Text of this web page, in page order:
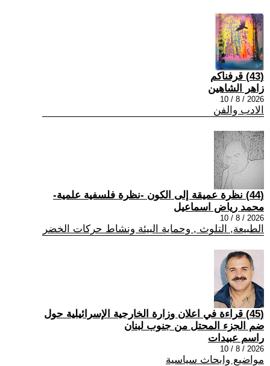
(43) قرفناكم
زاهر الشاهين
2026 / 8 / 10
الادب والفن
(44) نظرة عميقة إلى الكون -نظرة فلسفية علمية-
محمد رياض اسماعيل
2026 / 8 / 10
الطبيعة, التلوث , وحماية البيئة ونشاط حركات الخضر
(45) قراءة في اعلان وزارة الخارجية الإسرائيلية حول
ضم الجزء المحتل من جنوب لبنان
راسم عبيدات
2026 / 8 / 10
مواضيع وابحاث سياسية